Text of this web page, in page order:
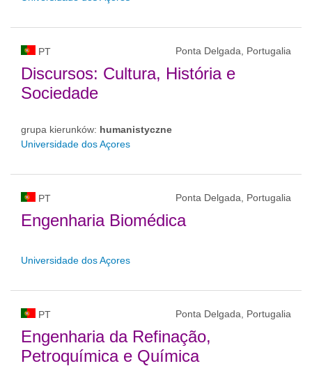
PT Ponta Delgada, Portugalia
Discursos: Cultura, História e
Sociedade
grupa kierunków: humanistyczne
Universidade dos Açores
PT Ponta Delgada, Portugalia
Engenharia Biomédica
Universidade dos Açores
PT Ponta Delgada, Portugalia
Engenharia da Refinação,
Petroquímica e Química